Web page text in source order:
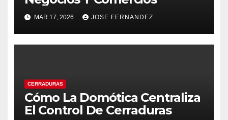
MAR 17, 2026 JOSE FERNANDEZ
CERRADURAS
Cómo La Domótica Centraliza
El Control De Cerraduras